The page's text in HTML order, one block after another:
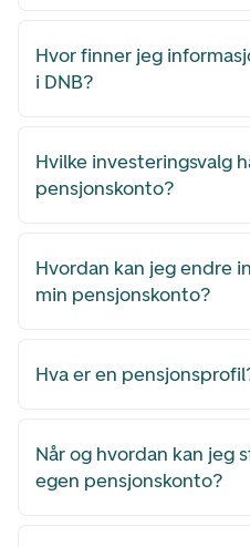
Hvor finner jeg
i DNB?
Hvilke investeringsvalg
pensjonskonto?
Hvordan kan jeg endre
min pensjonskonto?
Hva er en
Når og hvordan kan jeg
egen pensjonskonto?